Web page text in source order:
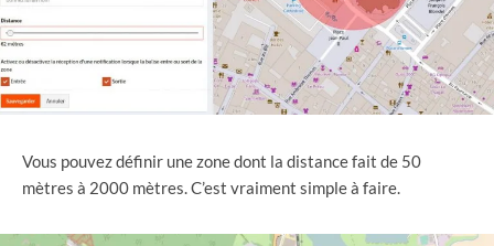
Vous pouvez définir une zone dont la distance fait de 50
mètres à 2000 mètres. C’est vraiment simple à faire.